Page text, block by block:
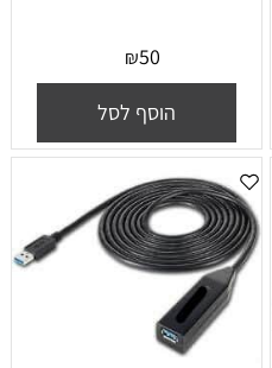
₪50
הוסף לסל